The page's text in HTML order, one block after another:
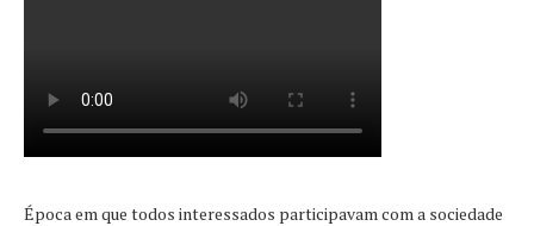
Época em que todos interessados participavam com a sociedade